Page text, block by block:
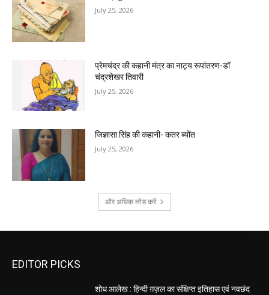
July 25, 2026
प्रेमचंद्र की कहानी मंत्र का नाट्य रूपांतरण-डॉ
चंद्रशेखर तिवारी
July 25, 2026
जिज्ञासा सिंह की कहानी- कतर ब्योंत
July 25, 2026
और अधिक लोड करें
EDITOR PICKS
शोध आलेख : हिन्दी ग़ज़ल का संक्षिप्त इतिहास एवं नवछंद